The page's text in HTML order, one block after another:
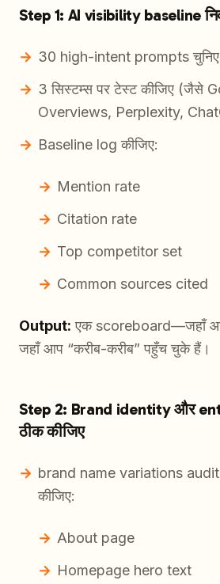
Step 1: AI visibility baseline
30 high-intent prompts
3 सिस्टम्स पर टेस्ट कीजिए (जैसे
Overviews, Perplexity,
Baseline log कीजिए:
Mention rate
Citation rate
Top competitor set
Common sources cited
Output: एक scoreboard—जहाँ
जहाँ आप “करीब-करीब” पहुँच चुके हैं।
Step 2: Brand identity और
ठीक कीजिए
brand name variations
कीजिए:
About page
Homepage hero text